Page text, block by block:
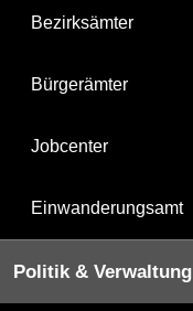
Bezirksämter
Bürgerämter
Jobcenter
Einwanderungsamt
Politik & Verwaltung